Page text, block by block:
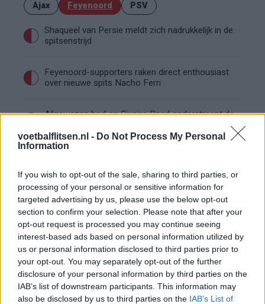
voetbalflitsen.nl - Do Not Process My Personal
Information
If you wish to opt-out of the sale, sharing to third parties, or
processing of your personal or sensitive information for
targeted advertising by us, please use the below opt-out
section to confirm your selection. Please note that after your
opt-out request is processed you may continue seeing
interest-based ads based on personal information utilized by
us or personal information disclosed to third parties prior to
your opt-out. You may separately opt-out of the further
disclosure of your personal information by third parties on the
IAB’s list of downstream participants. This information may
also be disclosed by us to third parties on the IAB’s List of
Ajax Feyenoord PSV
Shaqueel van Persie meldt zich nadrukkelijk in de
spitsenstrijd
Feyenoord-supporters raken direct enthousiast
over nieuwe spits Nacho Ferri
Afgewezen bod op Givairo Read onderstreept de
Staf Van Bronckhorst rond: nu nog de selectie
Feyenoord lost met nieuwe controleur direct
groot probleem van vorig seizoen op
Feyenoord begint voorbereiding overtuigend: zo
ziet de route naar de seizoensstart eruit